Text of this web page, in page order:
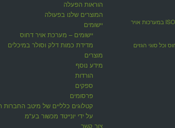
הוראות הפעלה
המוצרים שלנו בפעולה
יישומים
יישומים – מערכת אויר דחוס
מדידת כמות דלק וסולר במיכלים
מוצרים
מידע נוסף
הורדות
ספקים
פרסומים
קטלוגים כלליים של מיטב החברות
על ידי יונייטד מכשור בע"מ
צור קשר
מדידת איכות אויר לפי ISO8573 במערכות אויר
וכל סוגי הגזים